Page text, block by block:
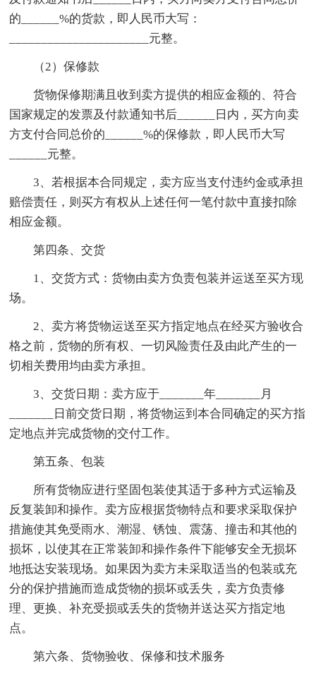
的______%的货款，即人民币大写：
______________________元整。
（2）保修款
货物保修期满且收到卖方提供的相应金额的、符合
国家规定的发票及付款通知书后______日内，买方向卖
方支付合同总价的______%的保修款，即人民币大写
______元整。
3、若根据本合同规定，卖方应当支付违约金或承担
赔偿责任，则买方有权从上述任何一笔付款中直接扣除
相应金额。
第四条、交货
1、交货方式：货物由卖方负责包装并运送至买方现
场。
2、卖方将货物运送至买方指定地点在经买方验收合
格之前，货物的所有权、一切风险责任及由此产生的一
切相关费用均由卖方承担。
3、交货日期：卖方应于_______年_______月
_______日前交货日期，将货物运到本合同确定的买方指
定地点并完成货物的交付工作。
第五条、包装
所有货物应进行坚固包装使其适于多种方式运输及
反复装卸和操作。卖方应根据货物特点和要求采取保护
措施使其免受雨水、潮湿、锈蚀、震荡、撞击和其他的
损坏，以使其在正常装卸和操作条件下能够安全无损坏
地抵达安装现场。如果因为卖方未采取适当的包装或充
分的保护措施而造成货物的损坏或丢失，卖方负责修
理、更换、补充受损或丢失的货物并送达买方指定地
点。
第六条、货物验收、保修和技术服务